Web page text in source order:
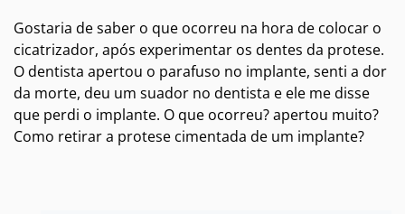
Gostaria de saber o que ocorreu na hora de colocar o
cicatrizador, após experimentar os dentes da protese.
O dentista apertou o parafuso no implante, senti a dor
da morte, deu um suador no dentista e ele me disse
que perdi o implante. O que ocorreu? apertou muito?
Como retirar a protese cimentada de um implante?